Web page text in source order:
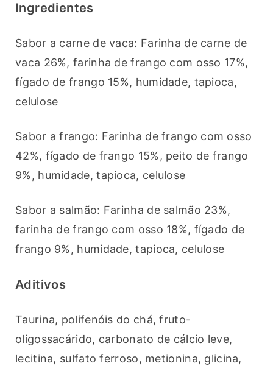
Ingredientes
Sabor a carne de vaca: Farinha de carne de
vaca 26%, farinha de frango com osso 17%,
fígado de frango 15%, humidade, tapioca,
celulose
Sabor a frango: Farinha de frango com osso
42%, fígado de frango 15%, peito de frango
9%, humidade, tapioca, celulose
Sabor a salmão: Farinha de salmão 23%,
farinha de frango com osso 18%, fígado de
frango 9%, humidade, tapioca, celulose
Aditivos
Taurina, polifenóis do chá, fruto-
oligossacárido, carbonato de cálcio leve,
lecitina, sulfato ferroso, metionina, glicina,